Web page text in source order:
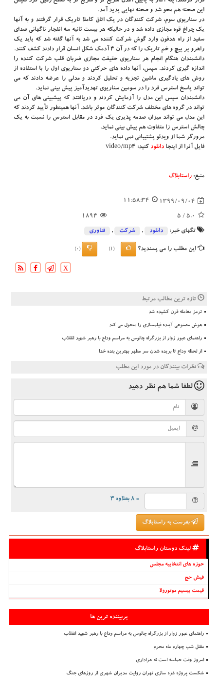
این صحنه هم محو شد و صحنه نهایی پدید آمد.
در سناریوی سوم، شرکت کنندگان در یک اتاق کاملا تاریک قرار گرفتند و به آنها
یک چراغ قوه مجازی داده شد و در حالیکه هر بیست ثانیه سه انفجار ناگهانی صدای
سفید از راه هدفون وارد گوش شرکت کننده می شد به آنها گفته شد که باید یک
راهرو پر پیچ و خم تاریک را که در آن ۴ آدمک شکل انسان قرار دادند کشف کنند.
دانشمندان هنگام انجام هر سناریوی حقیقت مجازی ضربان قلب شرکت کننده را
اندازه گیری کردند. سپس، آنها داده های حرکتی دو سناریوی اول را با استفاده از
روش های یادگیری ماشین تجزیه و تحلیل کردند و مدلی را عرضه دادند که می
تواند پاسخ استرس فرد را در سومین سناریوی تهدیدآمیز پیش بینی نماید.
دانشمندان سپس این مدل را آزمایش کردند و دریافتند که پیشبینی های آن می
تواند در گروه های مختلف شرکت کنندگان موثر باشد. آنها همینطور تأیید کردند که
این مدل می تواند میزان صدمه پذیری یک فرد در مقابل استرس را نسبت به یک
چالش استرس زا متفاوت هم پیش بینی نماید.
مرورگر شما از ویدئو پشتیبانی نمی نماید.
فایل آنرا از اینجا دانلود کنید: video/mp4
منبع: راستابلاگ
1399/09/04
11:58:34
5.0
/ 5
1894
تگهای خبر: دانلود , شركت , فناوری
این مطلب را می پسندید؟ (1)
(0)
X
تازه ترین مطالب مرتبط
ترمز معامله قرن کشیده شد
هوش مصنوعی آینده فیلمسازی را متحول می کند
راهنمای عبور زوار از بزرگراه چالوس به مراسم وداع با رهبر شهید انقلاب
از لحظه وداع تا بریده شدن سر مطهر بهترین بنده خدا
نظرات بینندگان در مورد این مطلب
لطفا شما هم نظر دهید
= ۸ بعلاوه ۳
بفرست به راستابلاگ
لینک دوستان راستابلاگ
حوزه های انتخابیه مجلس
فیش حج
قیمت بیسیم موتورولا
پربیننده ترین ها
راهنمای عبور زوار از بزرگراه چالوس به مراسم وداع با رهبر شهید انقلاب
مقتل شب چهارم ماه محرم
امروز وقت حماسه است نه عزاداری
شکست پروژه غزه سازی تهران روایت مدیران شهری از روزهای جنگ